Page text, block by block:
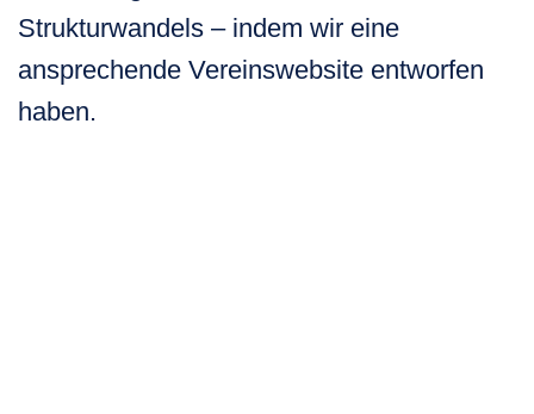
Strukturwandels – indem wir eine
ansprechende Vereinswebsite entworfen
haben.